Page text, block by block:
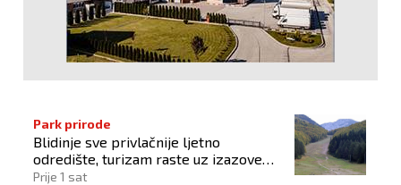
Park prirode
Blidinje sve privlačnije ljetno
odredište, turizam raste uz izazove
očuvanja prirode
Prije 1 sat